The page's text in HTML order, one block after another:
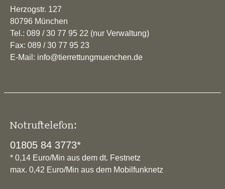
Herzogstr. 127
80796 München
Tel.: 089 / 30 77 95 22 (nur Verwaltung)
Fax: 089 / 30 77 95 23
E-Mail: info@tierrettungmuenchen.de
Notruftelefon:
01805 84 3773*
* 0,14 Euro/Min aus dem dt. Festnetz
max. 0,42 Euro/Min aus dem Mobilfunknetz